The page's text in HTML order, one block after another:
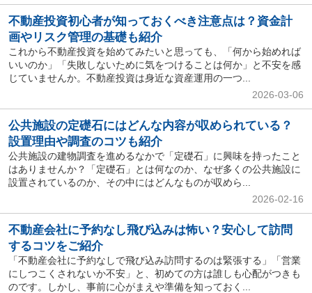
不動産投資初心者が知っておくべき注意点は？資金計
画やリスク管理の基礎も紹介
これから不動産投資を始めてみたいと思っても、「何から始めれば
いいのか」「失敗しないために気をつけることは何か」と不安を感
じていませんか。不動産投資は身近な資産運用の一つ...
2026-03-06
公共施設の定礎石にはどんな内容が収められている？
設置理由や調査のコツも紹介
公共施設の建物調査を進めるなかで「定礎石」に興味を持ったこと
はありませんか？「定礎石」とは何なのか、なぜ多くの公共施設に
設置されているのか、その中にはどんなものが収めら...
2026-02-16
不動産会社に予約なし飛び込みは怖い？安心して訪問
するコツをご紹介
「不動産会社に予約なしで飛び込み訪問するのは緊張する」「営業
にしつこくされないか不安」と、初めての方は誰しも心配がつきも
のです。しかし、事前に心がまえや準備を知っておく...